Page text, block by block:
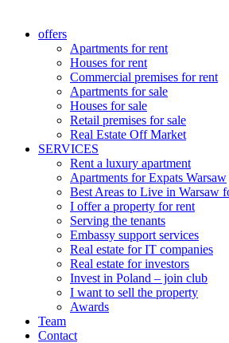
offers
Apartments for rent
Houses for rent
Commercial premises for rent
Apartments for sale
Houses for sale
Retail premises for sale
Real Estate Off Market
SERVICES
Rent a luxury apartment
Apartments for Expats Warsaw
Best Areas to Live in Warsaw
I offer a property for rent
Serving the tenants
Embassy support services
Real estate for IT companies
Real estate for investors
Invest in Poland – join club
I want to sell the property
Awards
Team
Contact